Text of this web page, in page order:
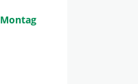
Montag